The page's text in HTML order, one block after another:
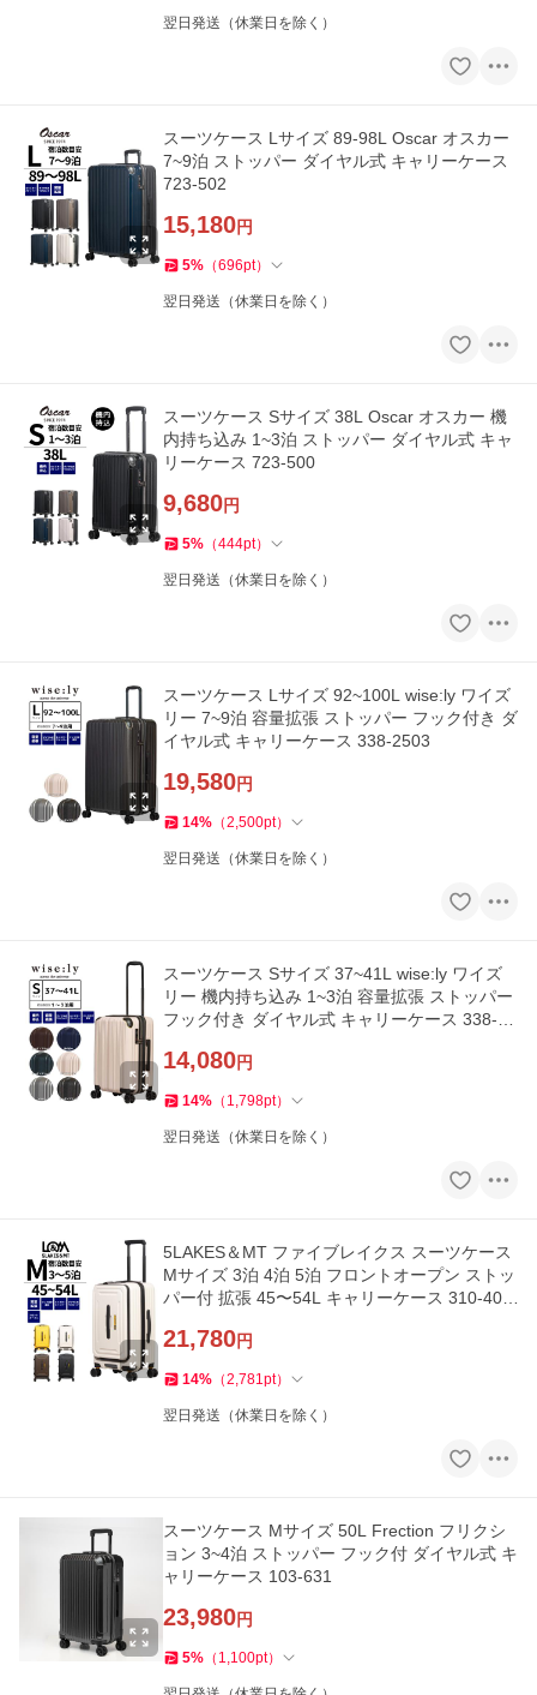
翌日発送（休業日を除く）
スーツケース Lサイズ 89-98L Oscar オスカー
7~9泊 ストッパー ダイヤル式 キャリーケース
723-502
15,180円
5% （696pt）
翌日発送（休業日を除く）
スーツケース Sサイズ 38L Oscar オスカー 機
内持ち込み 1~3泊 ストッパー ダイヤル式 キャ
リーケース 723-500
9,680円
5% （444pt）
翌日発送（休業日を除く）
スーツケース Lサイズ 92~100L wise:ly ワイズ
リー 7~9泊 容量拡張 ストッパー フック付き ダ
イヤル式 キャリーケース 338-2503
19,580円
14% （2,500pt）
翌日発送（休業日を除く）
スーツケース Sサイズ 37~41L wise:ly ワイズ
リー 機内持ち込み 1~3泊 容量拡張 ストッパー
フック付き ダイヤル式 キャリーケース 338-25
14,080円
14% （ 1,798pt）
翌日発送（休業日を除く）
5LAKES＆MT ファイブレイクス スーツケース
Mサイズ 3泊 4泊 5泊 フロントオープン ストッ
パー付 拡張 45〜54L キャリーケース 310-402
21,780円
14% （2,781pt）
翌日発送（休業日を除く）
スーツケース Mサイズ 50L Frection フリクシ
ョン 3~4泊 ストッパー フック付 ダイヤル式 キ
ャリーケース 103-631
23,980円
5% （ 1,100pt）